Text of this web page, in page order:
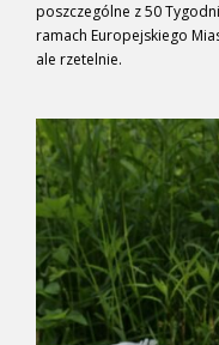
poszczególne z 50
ramach Europejskiego
ale rzetelnie.